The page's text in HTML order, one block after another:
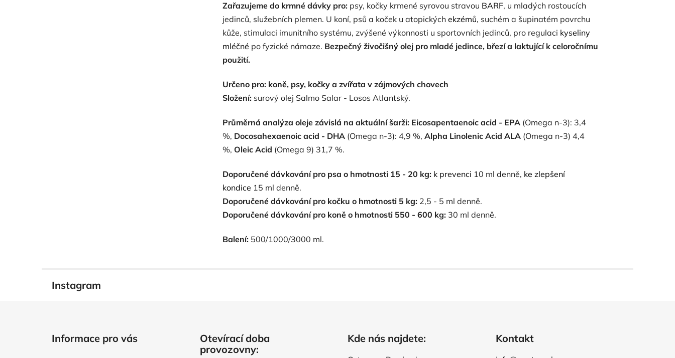
Zařazujeme do krmné dávky pro: psy, kočky krmené syrovou stravou BARF, u mladých rostoucích
jedinců, služebních plemen. U koní, psů a koček u atopických ekzémů, suchém a šupinatém povrchu
kůže, stimulaci imunitního systému, zvýšené výkonnosti u sportovních jedinců, pro regulaci kyseliny
mléčné po fyzické námaze. Bezpečný živočišný olej pro mladé jedince, březí a laktující k celoročnímu
použití.
Určeno pro: koně, psy, kočky a zvířata v zájmových chovech
Složení: surový olej Salmo Salar - Losos Atlantský.
Průměrná analýza oleje závislá na aktuální šarži: Eicosapentaenoic acid - EPA (Omega n-3): 3,4
%, Docosahexaenoic acid - DHA (Omega n-3): 4,9 %, Alpha Linolenic Acid ALA (Omega n-3) 4,4
%, Oleic Acid (Omega 9) 31,7 %.
Doporučené dávkování pro psa o hmotnosti 15 - 20 kg: k prevenci 10 ml denně, ke zlepšení
kondice 15 ml denně.
Doporučené dávkování pro kočku o hmotnosti 5 kg: 2,5 - 5 ml denně.
Doporučené dávkování pro koně o hmotnosti 550 - 600 kg: 30 ml denně.
Balení: 500/1000/3000 ml.
Instagram
Informace pro vás
Otevírací doba
provozovny:
Kde nás najdete: Kontakt